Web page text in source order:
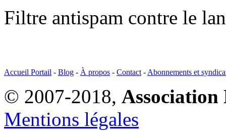
Filtre antispam contre le
Accueil Portail - Blog - À propos - Contact - Abonnements et
© 2007-2018, Association
Mentions légales